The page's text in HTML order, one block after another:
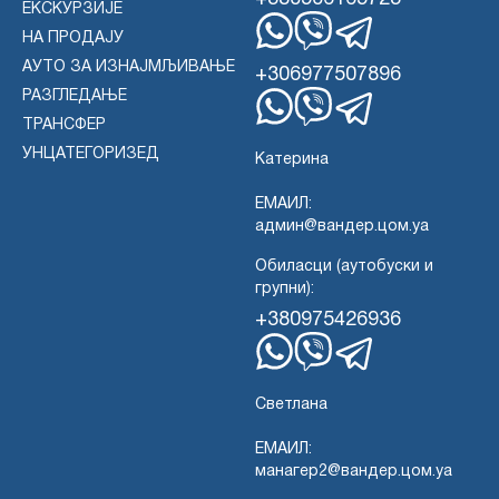
ЕКСКУРЗИЈЕ
НА ПРОДАЈУ
АУТО ЗА ИЗНАЈМЉИВАЊЕ
РАЗГЛЕДАЊЕ
ТРАНСФЕР
УНЦАТЕГОРИЗЕД
WhatsApp
Вајбер
Телеграм
+306977507896
Катерина
ЕМАИЛ:
админ@вандер.цом.уа
Обиласци (аутобуски и
групни):
+380975426936
Светлана
ЕМАИЛ:
манагер2@вандер.цом.уа